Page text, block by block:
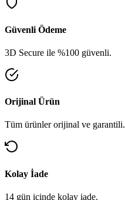
Güvenli Ödeme
3D Secure ile %100 güvenli.
Orijinal Ürün
Tüm ürünler orijinal ve garantili.
Kolay İade
14 gün içinde kolay iade.